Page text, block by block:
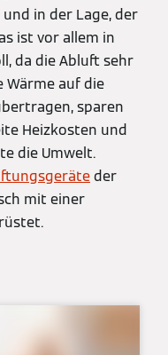
in der Lage, der
ist vor allem in
da die Abluft sehr
Wärme auf die
sparen
Heizkosten und
die Umwelt.
der
mit einer